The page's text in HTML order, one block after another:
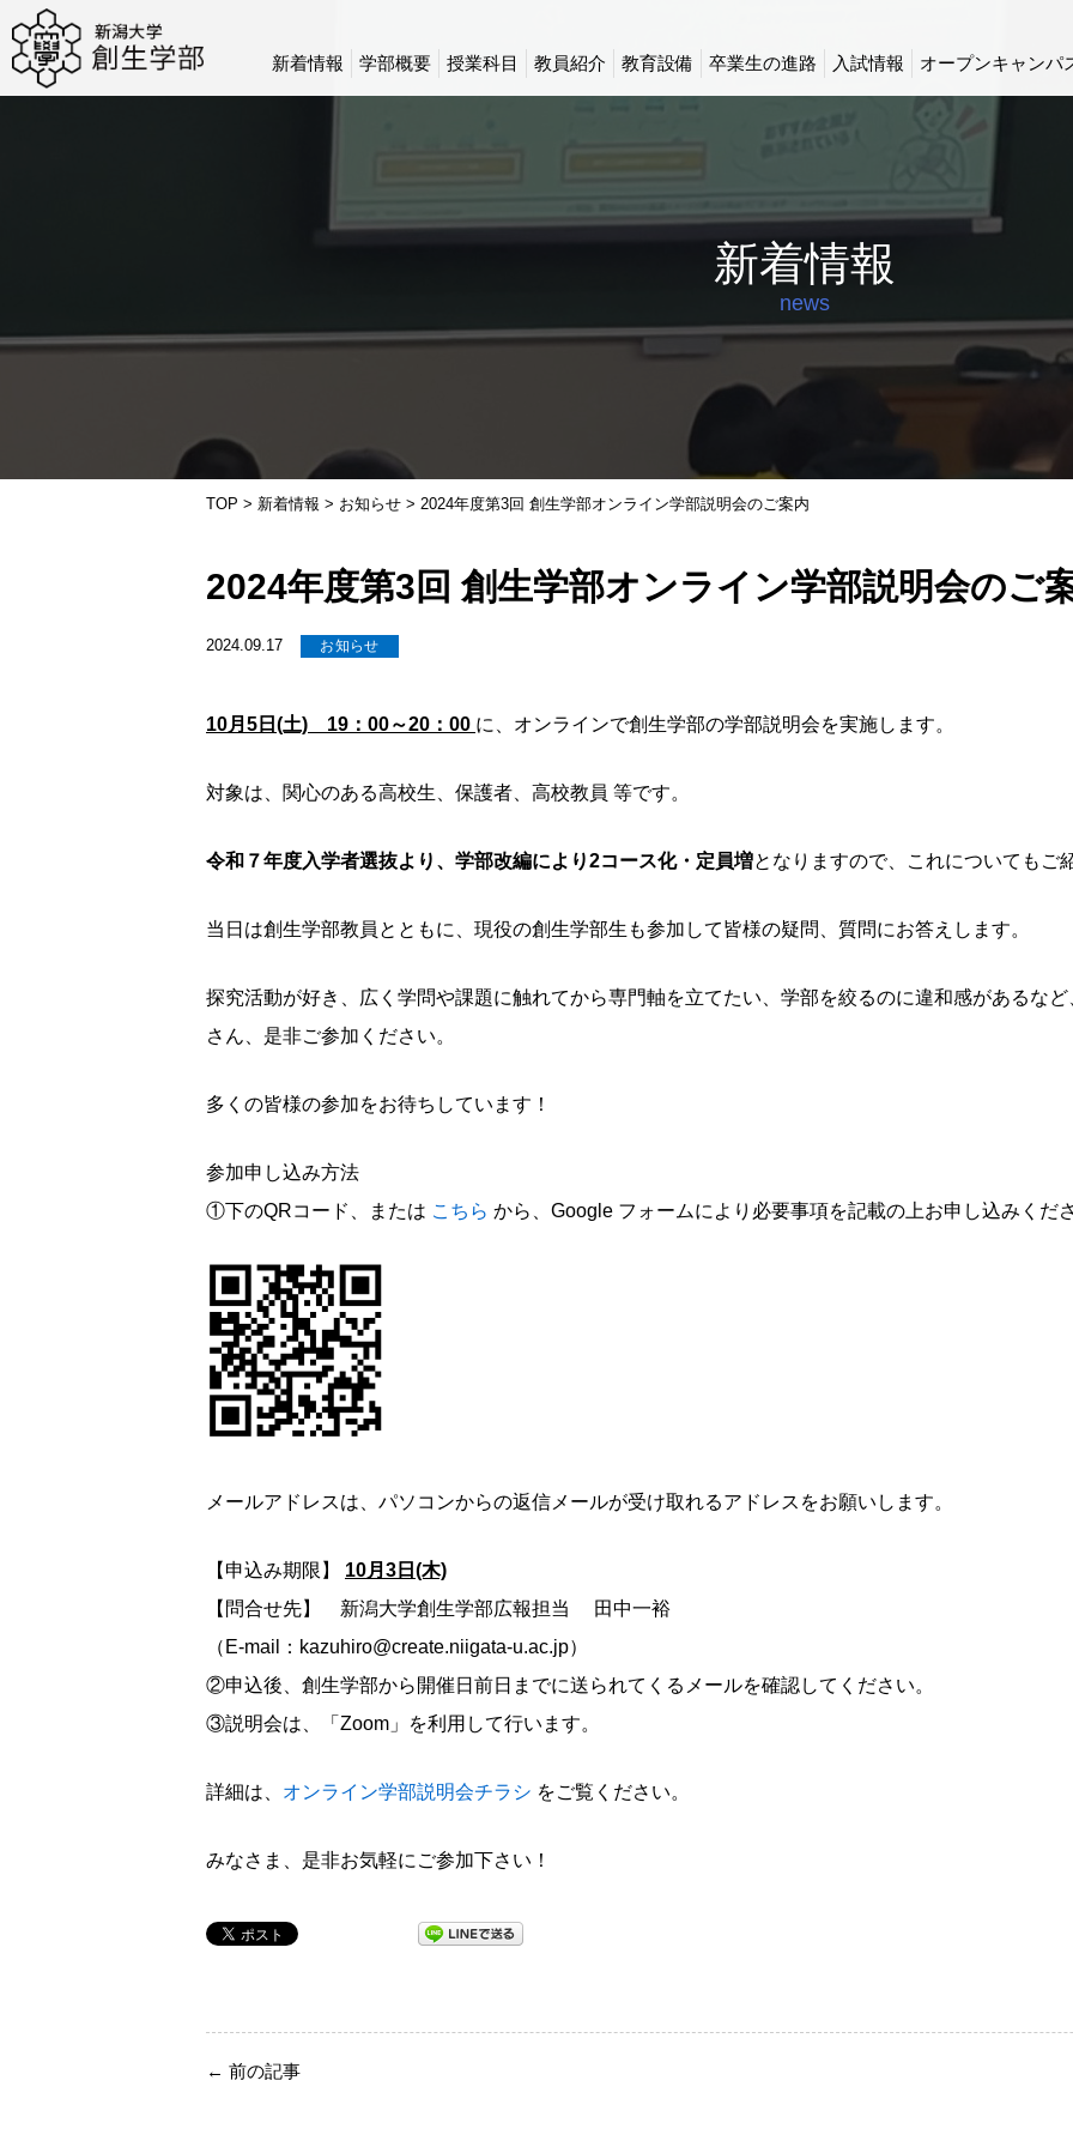
新着情報 学部概要 授業科目 教員紹介 教育設備 卒業生の進路 入試情報 オープンキャンパ
新着情報
news
TOP > 新着情報 > お知らせ > 2024年度第3回 創生学部オンライン学部説明会のご案内
2024年度第3回 創生学部オンライン学部説明会のご
2024.09.17 お知らせ
10月5日(土) 19：00～20：00 に、オンラインで創生学部の学部説明会を実施します。
対象は、関心のある高校生、保護者、高校教員 等です。
令和７年度入学者選抜より、学部改編により2コース化・定員増となりますので、これについてもご
当日は創生学部教員とともに、現役の創生学部生も参加して皆様の疑問、質問にお答えします。
探究活動が好き、広く学問や課題に触れてから専門軸を立てたい、学部を絞るのに違和感があるな
さん、是非ご参加ください。
多くの皆様の参加をお待ちしています！
参加申し込み方法
①下のQRコード、または こちら から、Google フォームにより必要事項を記載の上お申し込みくだ
メールアドレスは、パソコンからの返信メールが受け取れるアドレスをお願いします。
【申込み期限】 10月3日(木)
【問合せ先】 新潟大学創生学部広報担当 田中一裕
（E-mail：kazuhiro@create.niigata-u.ac.jp）
②申込後、創生学部から開催日前日までに送られてくるメールを確認してください。
③説明会は、「Zoom」を利用して行います。
詳細は、 オンライン学部説明会チラシ をご覧ください。
みなさま、是非お気軽にご参加下さい！
← 前の記事